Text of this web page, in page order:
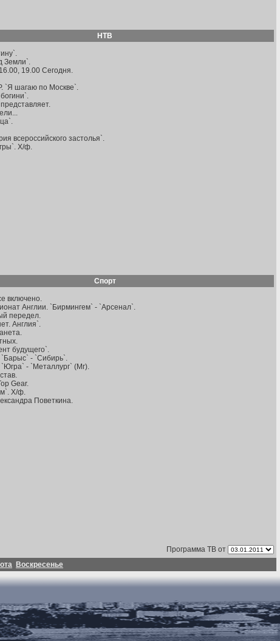
НТВ
Земли`.
19.00 Сегодня.
`Я шагаю по Москве`.
всероссийского застолья`.
Х/ф.
Спорт
включено.
Англии. `Бирмингем` - `Арсенал`.
передел.
Англия`.
будущего`.
`Барыс` - `Сибирь`.
- `Металлург` (Мг).
Gear.
Х/ф.
Поветкина.
Программа ТВ от
Воскресенье